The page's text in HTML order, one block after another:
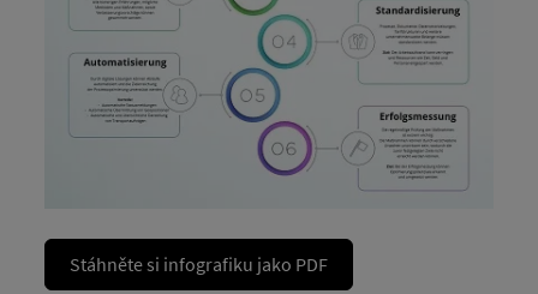
Stáhněte si infografiku jako PDF